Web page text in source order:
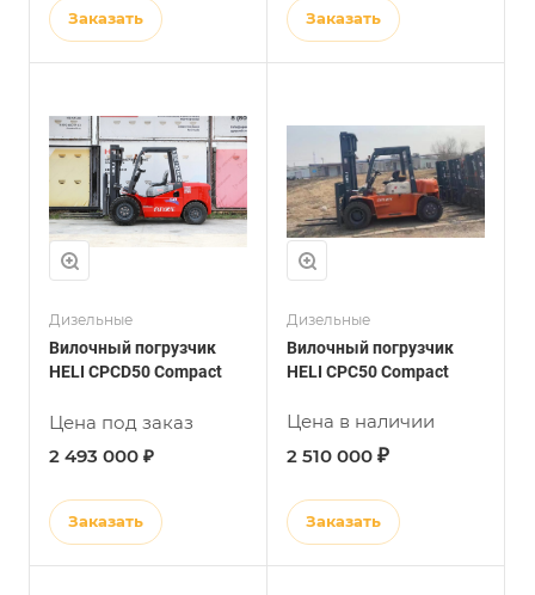
Заказать Заказать
Дизельные
Вилочный погрузчик
HELI CPCD50 Compact
Цена под заказ
2 493 000 ₽
Заказать
Дизельные
Вилочный погрузчик
HELI CPC50 Compact
Цена в наличии
2 510 000 ₽
Заказать